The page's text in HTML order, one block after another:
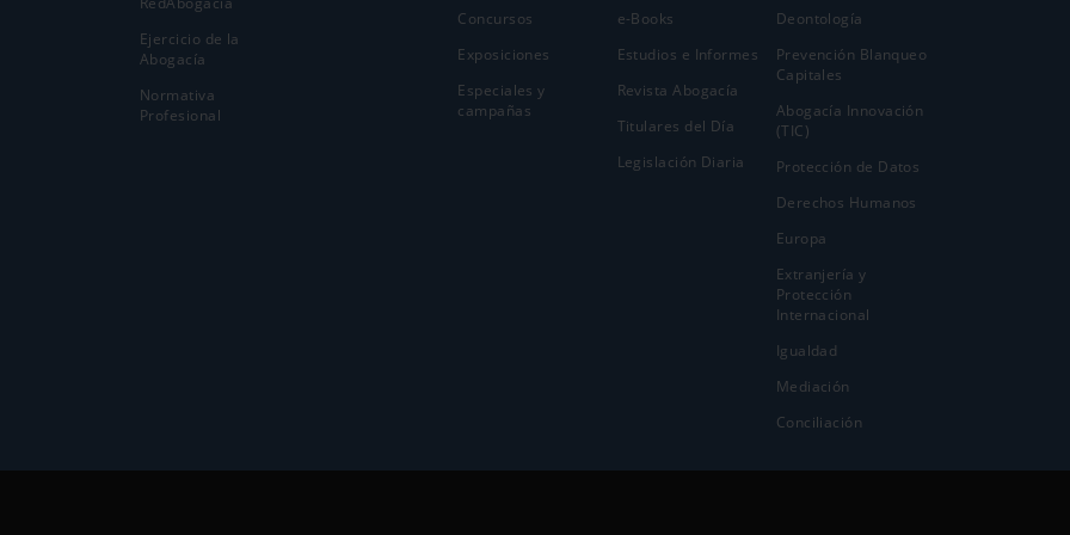
Ejercicio de la
Abogací­a
Normativa
Profesional
Concursos
Exposiciones
Especiales y
campañas
e-Books
Estudios e Informes
Revista Abogacía
Titulares del Día
Legislación Diaria
Deontología
Prevención Blanqueo
Capitales
Abogacía Innovación
(TIC)
Protección de Datos
Derechos Humanos
Europa
Extranjería y
Protección
Internacional
Igualdad
Mediación
Conciliación